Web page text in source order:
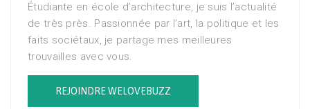
Étudiante en école d’architecture, je suis l’actualité
de très près. Passionnée par l’art, la politique et les
faits sociétaux, je partage mes meilleures
trouvailles avec vous.
REJOINDRE WELOVEBUZZ